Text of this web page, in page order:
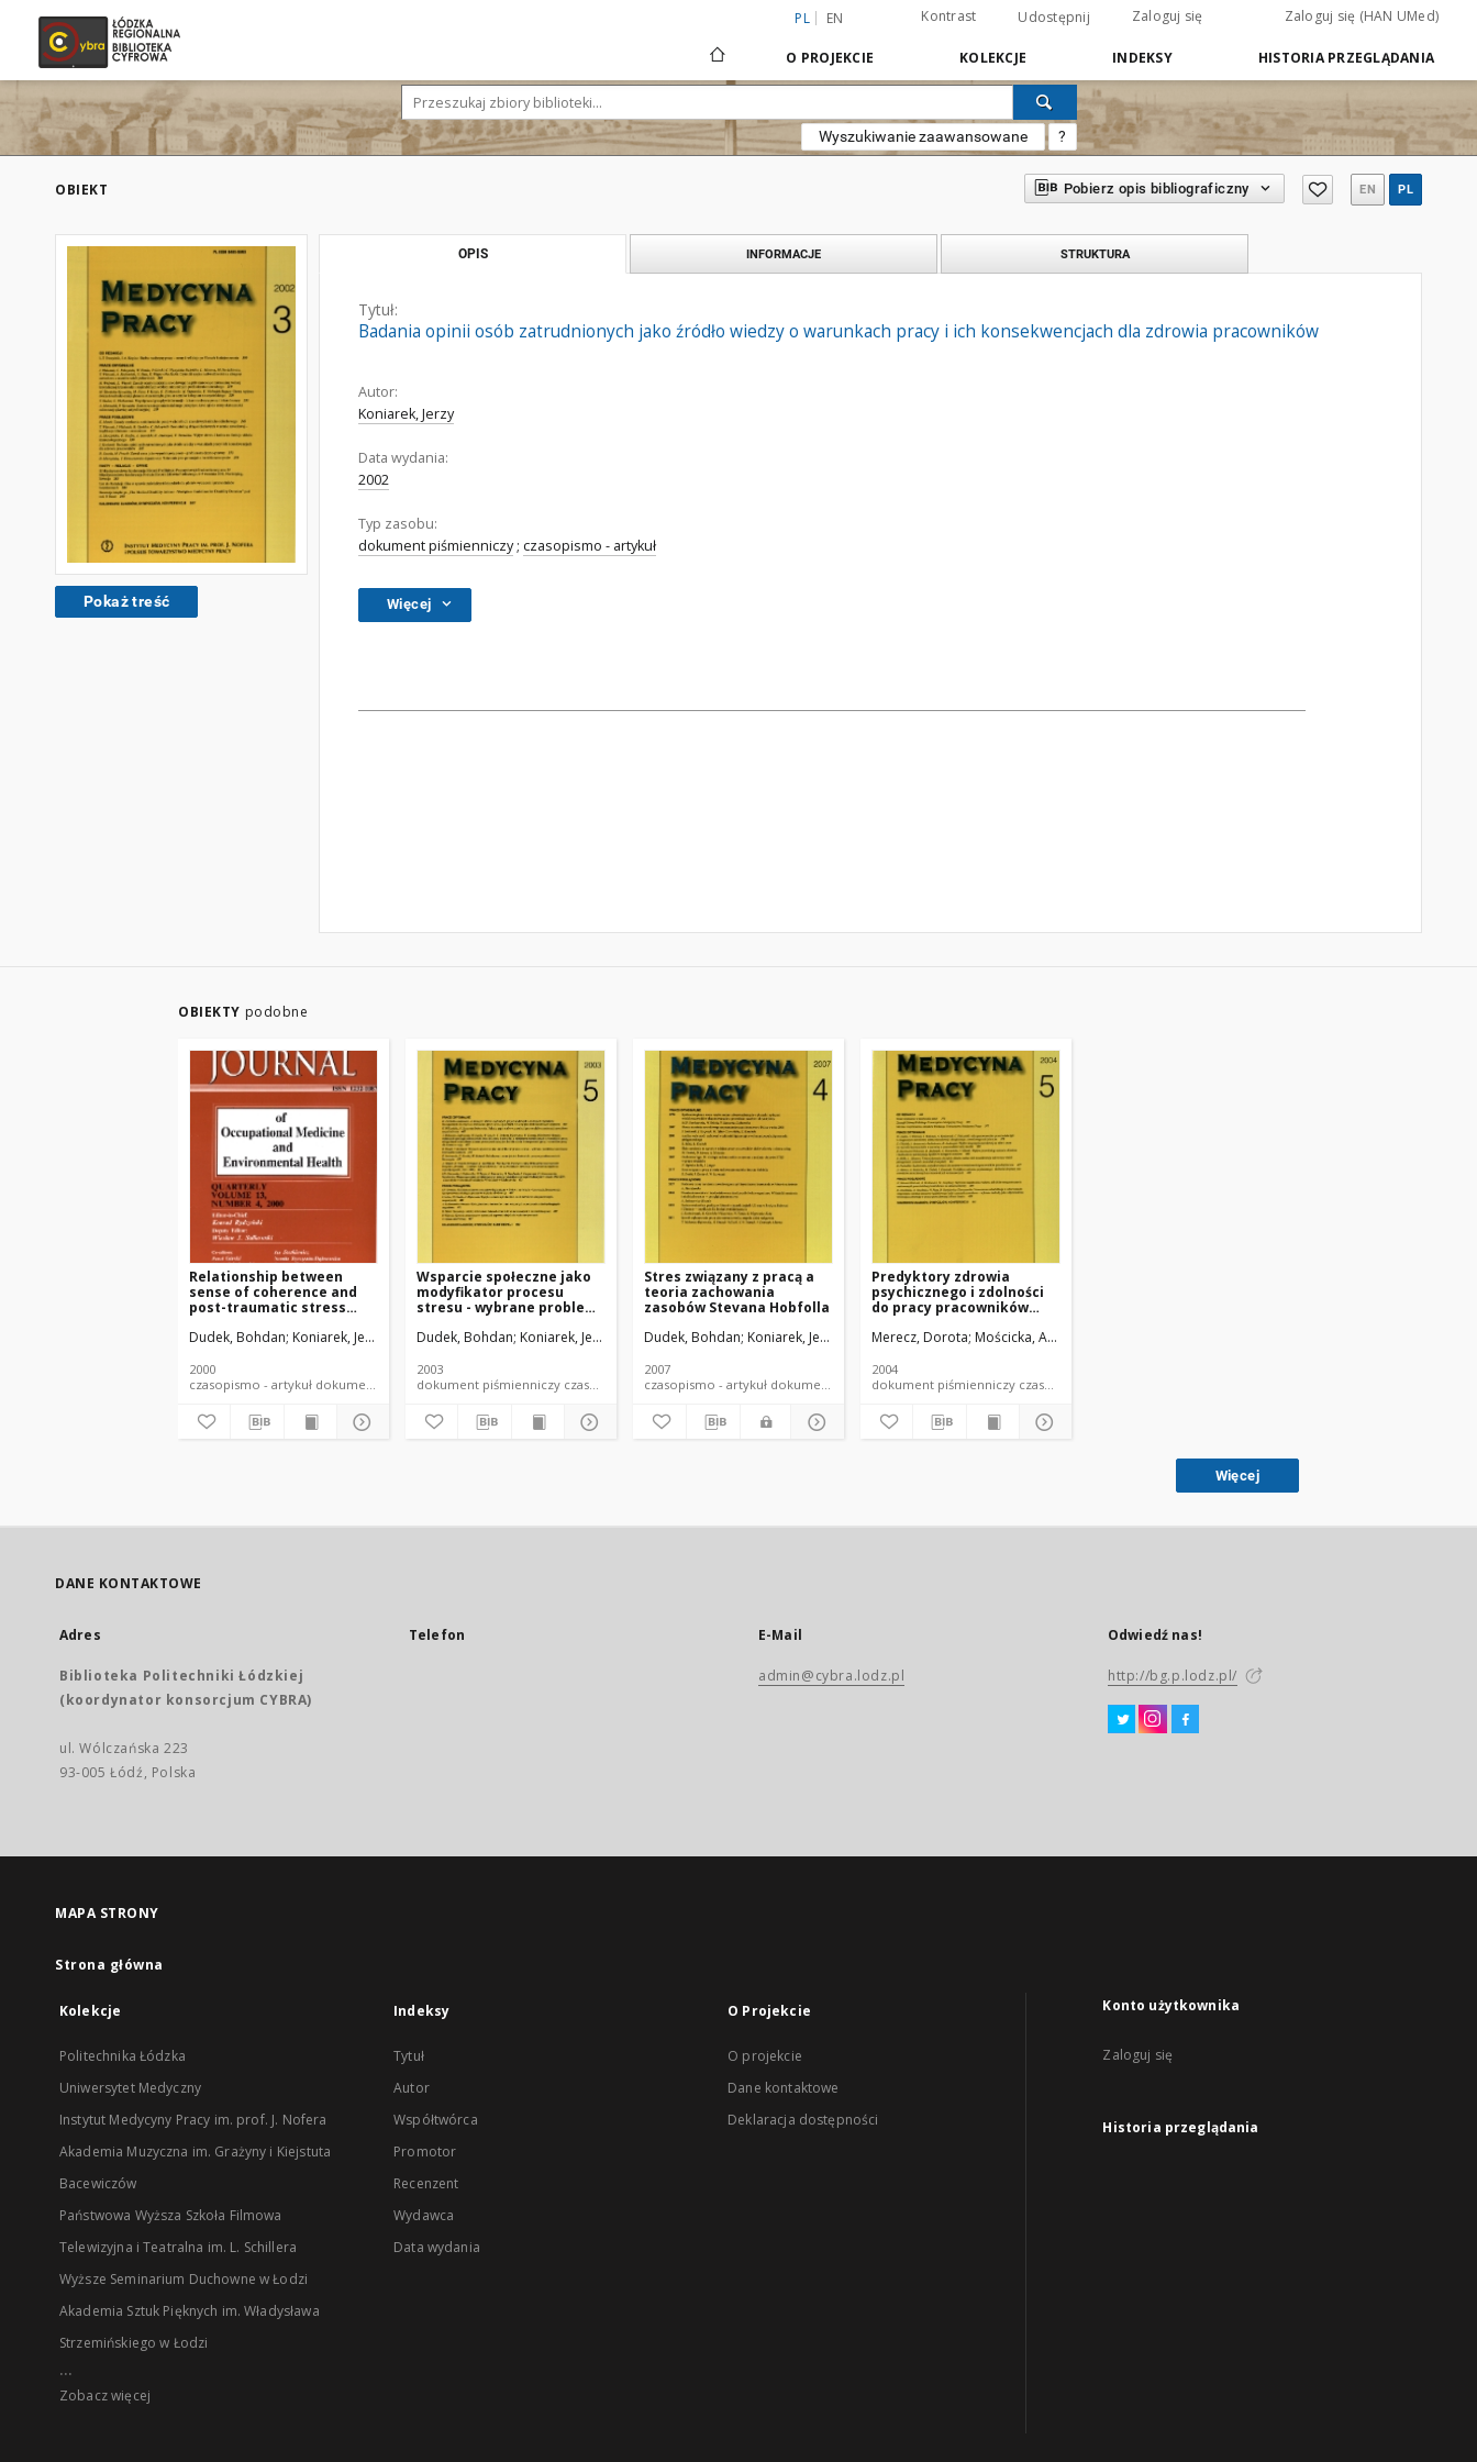
PL EN Kontrast Udostępnij Zaloguj się Zaloguj się (HAN UMed)
O PROJEKCIE KOLEKCJE INDEKSY HISTORIA PRZEGLĄDANIA
Wyszukiwanie zaawansowane ?
OBIEKT Pobierz opis bibliograficzny EN PL
Pokaż treść
OPIS INFORMACJE STRUKTURA
Tytuł:
Badania opinii osób zatrudnionych jako źródło wiedzy o warunkach pracy i ich konsekwencjach dla zdrowia pracowników
Autor:
Koniarek, Jerzy
Data wydania:
2002
Typ zasobu:
dokument piśmienniczy; czasopismo - artykuł
Więcej
OBIEKTY podobne
Relationship between
sense of coherence and
post-traumatic stress
firefighters
Dudek, Bohdan Koniarek, Jerzy
2000
czasopismo - artykuł dokument piśmienniczy
Wsparcie społeczne jako
modyfikator procesu
stresu - wybrane problemy
pomiaru
Dudek, Bohdan Koniarek, Jerzy
2003
dokument piśmienniczy czasopismo - artykuł
Stres związany z pracą a
teoria zachowania
zasobów Stevana Hobfolla
Dudek, Bohdan Koniarek, Jerzy Szymczak, Wiesław
2007
czasopismo - artykuł dokument piśmienniczy
Predyktory zdrowia
psychicznego i zdolności
do pracy pracowników
stanowiskach
Merecz, Dorota Mościcka, Agnieszka
2004
dokument piśmienniczy czasopismo - artykuł
Więcej
DANE KONTAKTOWE
Adres
Biblioteka Politechniki Łódzkiej
(koordynator konsorcjum CYBRA)
ul. Wólczańska 223
93-005 Łódź, Polska
Telefon E-Mail
admin@cybra.lodz.pl
Odwiedź nas!
http://bg.p.lodz.pl/
MAPA STRONY
Strona główna
Kolekcje
Politechnika Łódzka
Uniwersytet Medyczny
Instytut Medycyny Pracy im. prof. J. Nofera
Akademia Muzyczna im. Grażyny i Kiejstuta
Bacewiczów
Państwowa Wyższa Szkoła Filmowa
Telewizyjna i Teatralna im. L. Schillera
Wyższe Seminarium Duchowne w Łodzi
Akademia Sztuk Pięknych im. Władysława
Strzemińskiego w Łodzi
...
Zobacz więcej
Indeksy
Tytuł
Autor
Współtwórca
Promotor
Recenzent
Wydawca
Data wydania
O Projekcie
O projekcie
Dane kontaktowe
Deklaracja dostępności
Konto użytkownika
Zaloguj się
Historia przeglądania